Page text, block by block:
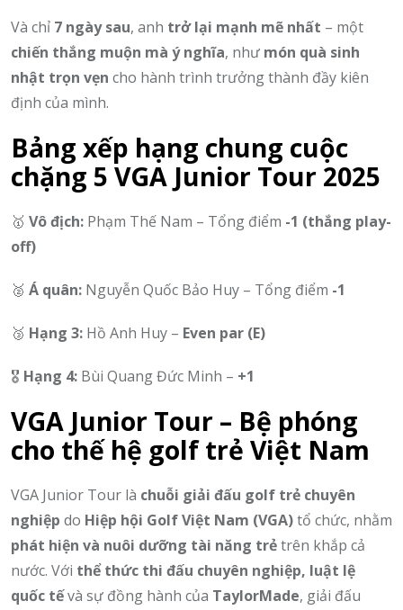
Và chỉ 7 ngày sau, anh trở lại mạnh mẽ nhất – một
chiến thắng muộn mà ý nghĩa, như món quà sinh
nhật trọn vẹn cho hành trình trưởng thành đầy kiên
định của mình.
Bảng xếp hạng chung cuộc
chặng 5 VGA Junior Tour 2025
🥇 Vô địch: Phạm Thế Nam – Tổng điểm -1 (thắng play-
off)
🥈 Á quân: Nguyễn Quốc Bảo Huy – Tổng điểm -1
🥉 Hạng 3: Hồ Anh Huy – Even par (E)
🎖️ Hạng 4: Bùi Quang Đức Minh – +1
VGA Junior Tour – Bệ phóng
cho thế hệ golf trẻ Việt Nam
VGA Junior Tour là chuỗi giải đấu golf trẻ chuyên
nghiệp do Hiệp hội Golf Việt Nam (VGA)tổ chức, nhằm
phát hiện và nuôi dưỡng tài năng trẻtrên khắp cả
nước. Với thể thức thi đấu chuyên nghiệp, luật lệ
quốc tếvà sự đồng hành của TaylorMade, giải đấu